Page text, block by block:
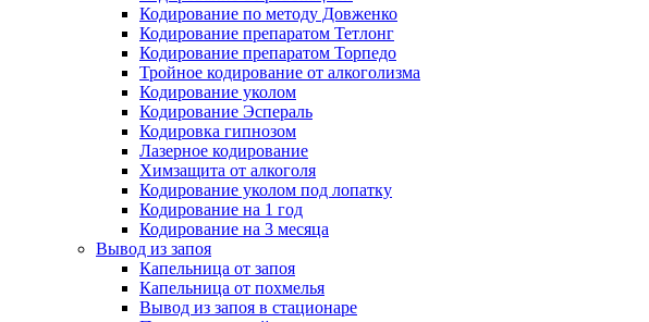
Кодирование по методу Довженко
Кодирование препаратом Тетлонг
Кодирование препаратом Торпедо
Тройное кодирование от алкоголизма
Кодирование уколом
Кодирование Эспераль
Кодировка гипнозом
Лазерное кодирование
Химзащита от алкоголя
Кодирование уколом под лопатку
Кодирование на 1 год
Кодирование на 3 месяца
Вывод из запоя
Капельница от запоя
Капельница от похмелья
Вывод из запоя в стационаре